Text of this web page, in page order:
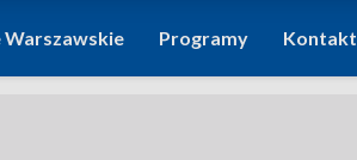
Warszawskie Programy Kontakt